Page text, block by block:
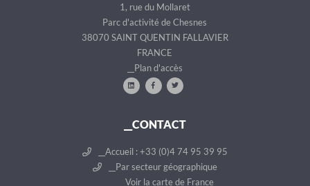
1, rue du Mollaret
Parc d'activité de Chesnes
38070 SAINT QUENTIN FALLAVIER
FRANCE
__Plan d'accès
__CONTACT
__Accueil : +33 (0)4 74 95 39 95
__Par secteur géographique
__Voir la carte de France